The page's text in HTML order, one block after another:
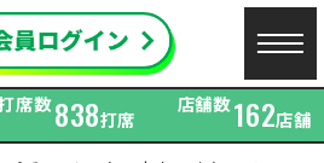
席数838打席
店舗数162店舗